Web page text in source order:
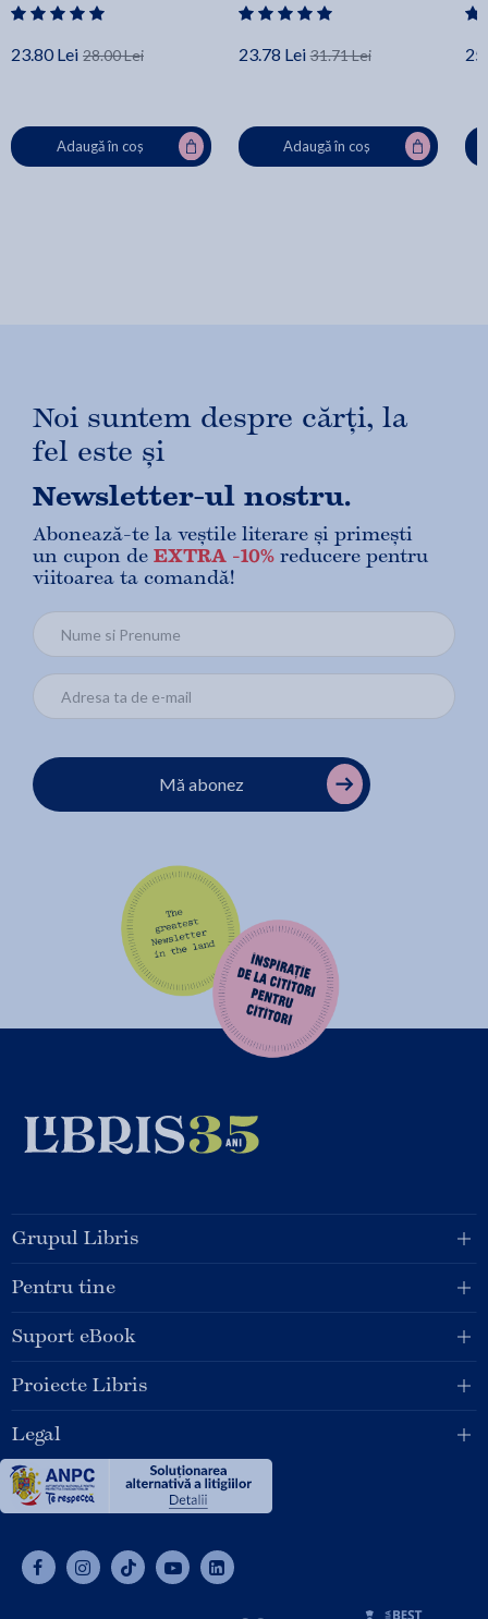
23.80 Lei 28.00 Lei
Adaugă în coș
23.78 Lei 31.71 Lei
Adaugă în coș
Noi suntem despre cărți, la
fel este și
Newsletter-ul nostru.
Abonează-te la veștile literare și primești
un cupon de EXTRA -10% reducere pentru
viitoarea ta comandă!
Mă abonez
Grupul Libris
Pentru tine
Suport eBook
Proiecte Libris
Legal